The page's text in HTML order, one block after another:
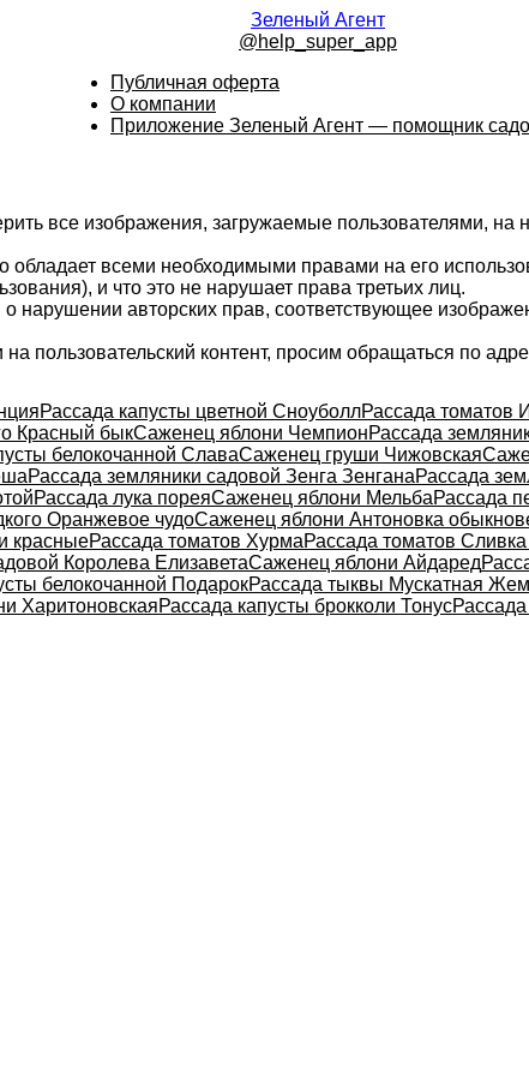
Зеленый Агент
@help_super_app
Публичная оферта
О компании
Приложение Зеленый Агент — помощник
все изображения, загружаемые пользователями,
обладает всеми необходимыми правами на его
и что это не нарушает права третьих лиц.
нарушении авторских прав, соответствующее
пользовательский контент, просим обращаться по
Рассада капусты цветной СноуболлРассада томатов
Красный быкСаженец яблони ЧемпионРассада
белокочанной СлаваСаженец груши Чижовская
Рассада земляники садовой Зенга ЗенганаРассада
Рассада лука пореяСаженец яблони МельбаРассада
Оранжевое чудоСаженец яблони Антоновка
красныеРассада томатов ХурмаРассада томатов
Королева ЕлизаветаСаженец яблони Айдаред
белокочанной ПодарокРассада тыквы Мускатная
ХаритоновскаяРассада капусты брокколи Тонус